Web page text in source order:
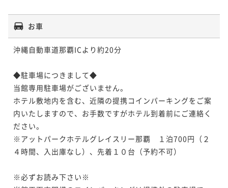
お車
沖縄自動車道那覇ICより約20分
◆駐車場につきまして◆
当館専用駐車場がございません。
ホテル敷地内を含む、近隣の提携コインパーキングをご案
内いたしますので、お手数ですがホテル到着前にご連絡く
ださい。
※アットパークホテルグレイスリー那覇　１泊700円（２
４時間、入出庫なし）、先着１０台（予約不可）
※必ずお読み下さい※